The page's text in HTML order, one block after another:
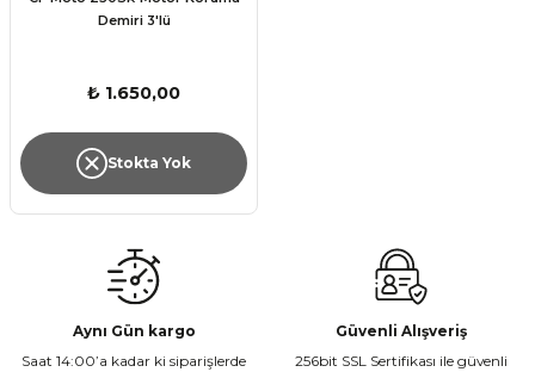
Demiri 3'lü
₺ 1.650,00
Stokta Yok
Aynı Gün kargo
Saat 14:00’a kadar ki siparişlerde
Güvenli Alışveriş
256bit SSL Sertifikası ile güvenli